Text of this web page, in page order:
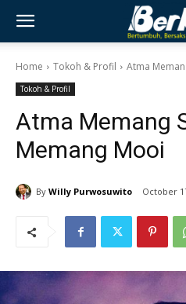
Home Tokoh & Profil Atma
Tokoh & Profil
Atma Memang
Memang Mooi
By Willy Purwosuwito October